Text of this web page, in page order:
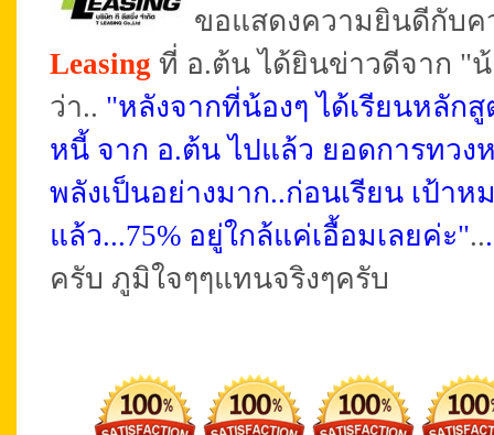
ขอแสดงความยินดีกับ
Leasing ที่ อ.ต้น ได้ยินข่าวดีจาก "
ว่า.. "หลังจากที่น้องๆ ได้เรียนหลัก
หนี้ จาก อ.ต้น ไปแล้ว ยอดการทว
พลังเป็นอย่างมาก..ก่อนเรียน เป้าห
แล้ว...75% อยู่ใกล้แค่เอื้อมเลยค่ะ"...
ครับ ภูมิใจๆๆแทนจริงๆครับ